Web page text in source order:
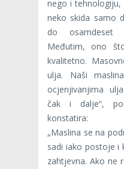
nego i tehnologiju,
neko skida samo
do osamdeset
Međutim, ono
kvalitetno.
ulja. Naši
ocjenjivanjima
čak i dalje“,
konstatira:
„Maslina se na
sadi iako postoje i
zahtjevna. Ako ne